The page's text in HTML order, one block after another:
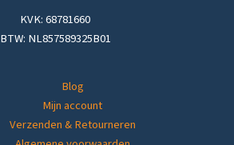
KVK: 68781660
BTW: NL857589325B01
Blog
Mijn account
Verzenden & Retourneren